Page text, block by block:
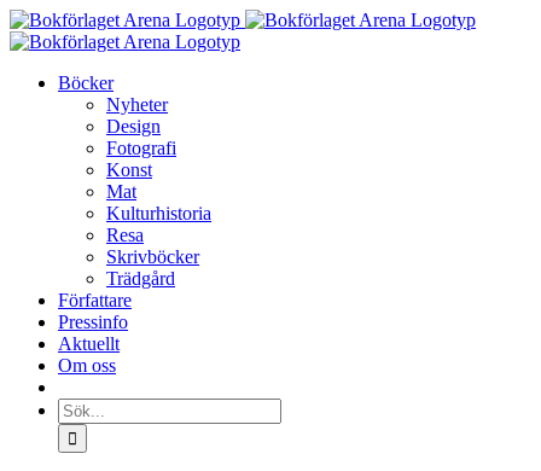
Fortsätt
till
Böcker
Nyheter
Design
Fotografi
Konst
Mat
Kulturhistoria
Resa
Skrivböcker
Trädgård
Författare
Pressinfo
Aktuellt
Om oss
Sök
efter: